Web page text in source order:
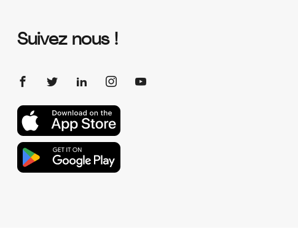
Suivez nous !